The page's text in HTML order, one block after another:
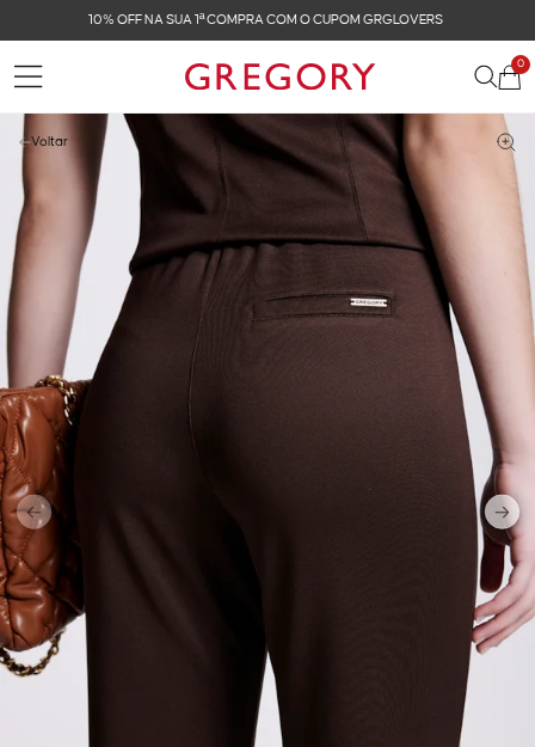
FRETE GRÁTIS NAS COMPRAS ACIMA DE R$ 899
0
Voltar